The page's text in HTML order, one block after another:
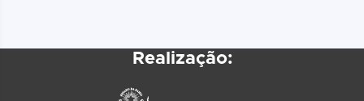
Realização: